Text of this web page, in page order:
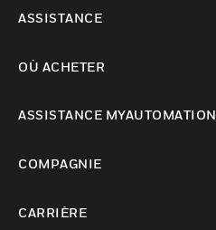
ASSISTANCE
OÙ ACHETER
ASSISTANCE MYAUTOMATION
COMPAGNIE
CARRIÈRE